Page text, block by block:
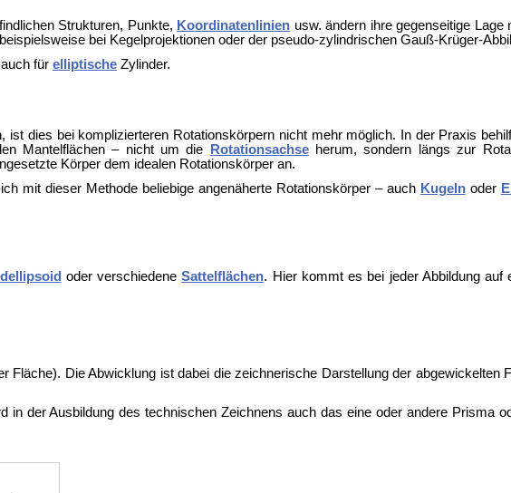
Strukturen, Punkte, Koordinatenlinien usw. ändern ihre gegenseitige Lage
bei Kegelprojektionen oder der pseudo-zylindrischen Gauß-Krüger-
für elliptischeZylinder.
dies bei komplizierteren Rotationskörpern nicht mehr möglich. In der Praxis
Mantelflächen – nicht um die
Rotationsachseherum, sondern längs zur
Körper dem idealen Rotationskörper an.
mit dieser Methode beliebige angenäherte Rotationskörper – auch Kugelnoder
oder verschiedeneSattelflächen. Hier kommt es bei jeder Abbildung auf
Fläche). Die Abwicklung ist dabei die zeichnerische Darstellung der abgewickelten
der Ausbildung des technischen Zeichnens auch das eine oder andere Prisma